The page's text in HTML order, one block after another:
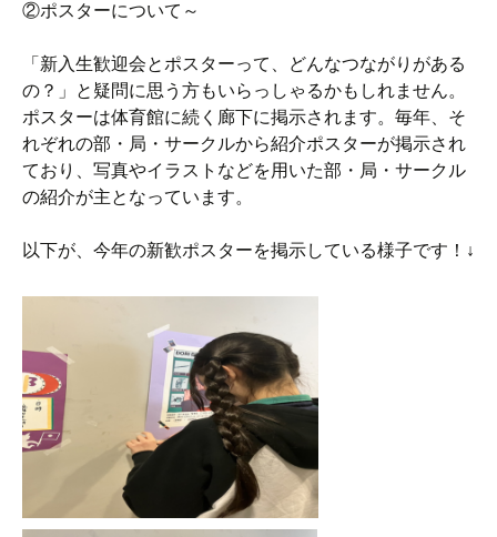
②ポスターについて～
「新入生歓迎会とポスターって、どんなつながりがある
の？」と疑問に思う方もいらっしゃるかもしれません。
ポスターは体育館に続く廊下に掲示されます。毎年、そ
れぞれの部・局・サークルから紹介ポスターが掲示され
ており、写真やイラストなどを用いた部・局・サークル
の紹介が主となっています。
以下が、今年の新歓ポスターを掲示している様子です！↓